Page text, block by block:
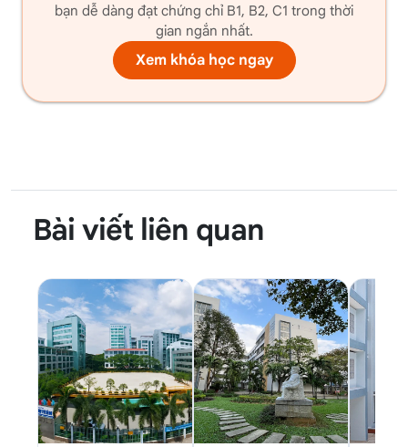
bạn dễ dàng đạt chứng chỉ B1, B2, C1 trong thời
gian ngắn nhất.
Xem khóa học ngay
Bài viết liên quan